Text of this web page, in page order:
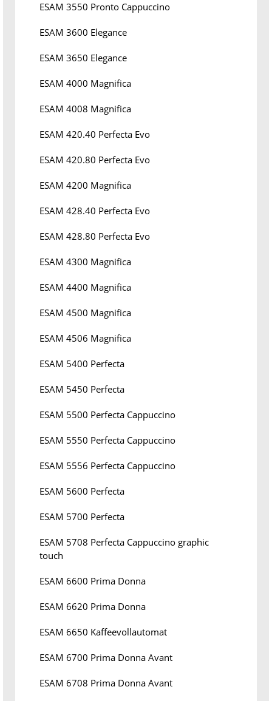
ESAM 3550 Pronto Cappuccino
ESAM 3600 Elegance
ESAM 3650 Elegance
ESAM 4000 Magnifica
ESAM 4008 Magnifica
ESAM 420.40 Perfecta Evo
ESAM 420.80 Perfecta Evo
ESAM 4200 Magnifica
ESAM 428.40 Perfecta Evo
ESAM 428.80 Perfecta Evo
ESAM 4300 Magnifica
ESAM 4400 Magnifica
ESAM 4500 Magnifica
ESAM 4506 Magnifica
ESAM 5400 Perfecta
ESAM 5450 Perfecta
ESAM 5500 Perfecta Cappuccino
ESAM 5550 Perfecta Cappuccino
ESAM 5556 Perfecta Cappuccino
ESAM 5600 Perfecta
ESAM 5700 Perfecta
ESAM 5708 Perfecta Cappuccino graphic
touch
ESAM 6600 Prima Donna
ESAM 6620 Prima Donna
ESAM 6650 Kaffeevollautomat
ESAM 6700 Prima Donna Avant
ESAM 6708 Prima Donna Avant